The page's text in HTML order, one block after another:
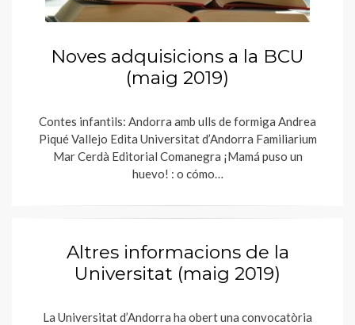
Noves adquisicions a la BCU
(maig 2019)
Contes infantils: Andorra amb ulls de formiga Andrea
Piqué Vallejo Edita Universitat d’Andorra Familiarium
Mar Cerdà Editorial Comanegra ¡Mamá puso un
huevo! : o cómo…
Altres informacions de la
Universitat (maig 2019)
La Universitat d’Andorra ha obert una convocatòria